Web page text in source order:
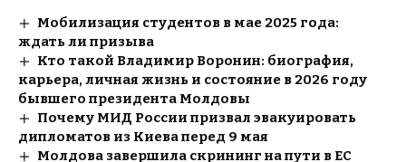
Мобилизация студентов в мае 2025 года:
ждать ли призыва
Кто такой Владимир Воронин: биография,
карьера, личная жизнь и состояние в 2026 году
бывшего президента Молдовы
Почему МИД России призвал эвакуировать
дипломатов из Киева перед 9 мая
Молдова завершила скрининг на пути в ЕС